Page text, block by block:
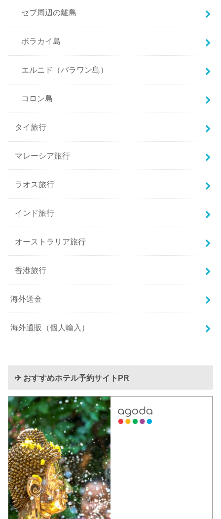
セブ周辺の離島
ボラカイ島
エルニド（パラワン島）
コロン島
タイ旅行
マレーシア旅行
ラオス旅行
インド旅行
オーストラリア旅行
香港旅行
海外送金
海外通販（個人輸入）
✈︎ おすすめホテル予約サイトPR